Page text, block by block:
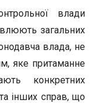
влади
загальних
влада, не
яке притаманне
конкретних
інших справ, що